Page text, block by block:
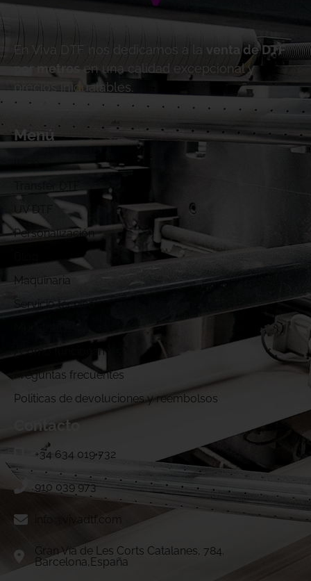
En Viva DTF nos dedicamos a la
venta de DTF
por metros
en una calidad excepcional y
precios inigualables.
Menú
UV DTF
Personalización
Maquinaria
Servicio técnico
¿Cómo funcionamos?
Preguntas frecuentes
Politicas de devoluciones y reembolsos
Contacto
+34 634 019 732
910 039 973
info@vivadtf.com
Gran Vía de Les Corts Catalanes, 784.
Barcelona,España